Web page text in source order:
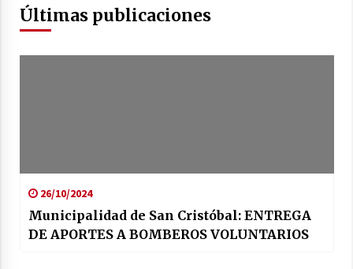
Últimas publicaciones
26/10/2024
Municipalidad de San Cristóbal: ENTREGA
DE APORTES A BOMBEROS VOLUNTARIOS